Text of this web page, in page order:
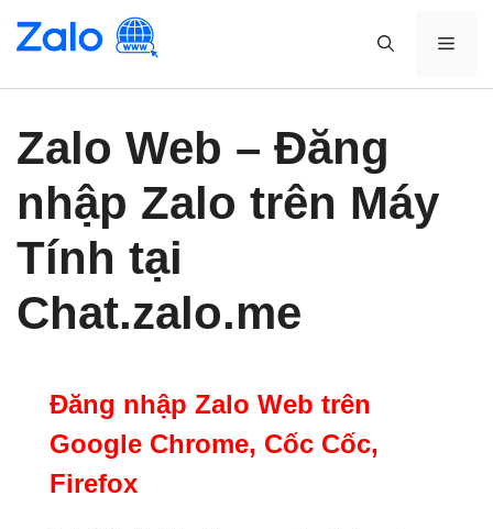
Zalo Web – Đăng
nhập Zalo trên Máy
Tính tại
Chat.zalo.me
Đăng nhập Zalo Web trên
Google Chrome, Cốc Cốc,
Firefox